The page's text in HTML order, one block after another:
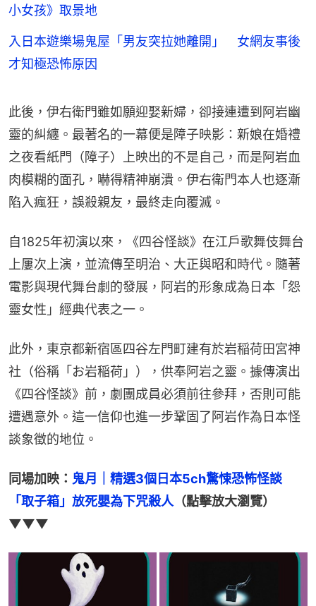
小女孩》取景地
入日本遊樂場鬼屋「男友突拉她離開」 女網友事後
才知極恐怖原因
此後，伊右衛門雖如願迎娶新婦，卻接連遭到阿岩幽
靈的糾纏。最著名的一幕便是障子映影：新娘在婚禮
之夜看紙門（障子）上映出的不是自己，而是阿岩血
肉模糊的面孔，嚇得精神崩潰。伊右衛門本人也逐漸
陷入瘋狂，誤殺親友，最終走向覆滅。
自1825年初演以來，《四谷怪談》在江戶歌舞伎舞台
上屢次上演，並流傳至明治、大正與昭和時代。隨著
電影與現代舞台劇的發展，阿岩的形象成為日本「怨
靈女性」經典代表之一。
此外，東京都新宿區四谷左門町建有於岩稲荷田宮神
社（俗稱「お岩稲荷」），供奉阿岩之靈。據傳演出
《四谷怪談》前，劇團成員必須前往參拜，否則可能
遭遇意外。這一信仰也進一步鞏固了阿岩作為日本怪
談象徵的地位。
同場加映： 鬼月｜精選3個日本5ch驚悚恐怖怪談
「取子箱」放死嬰為下咒殺人 （點擊放大瀏覽）
▼▼▼